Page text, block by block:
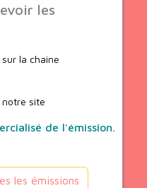
les
la chaine
notre site
de l'émission.
les émissions